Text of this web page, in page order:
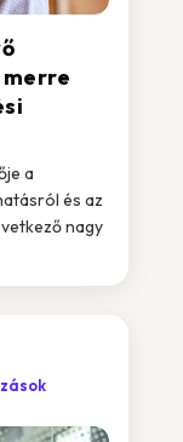
a
és az
nagy